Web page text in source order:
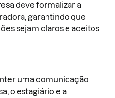
deve formalizar a
garantindo que
sejam claros e aceitos
uma comunicação
o estagiário e a